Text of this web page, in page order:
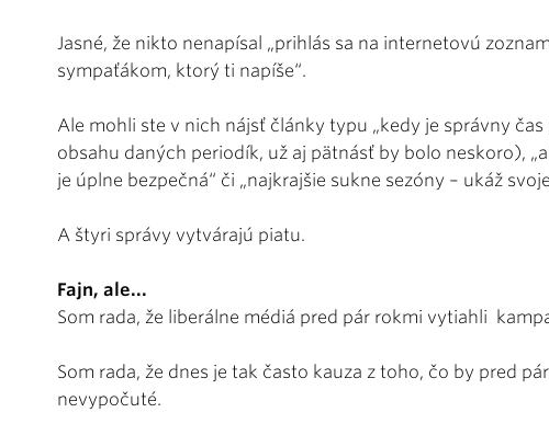
Jasné, že nikto nenapísal „prihlás sa na internetovú
sympaťákom, ktorý ti napíše“.
Ale mohli ste v nich nájsť články typu „kedy je správny
obsahu daných periodík, už aj pätnásť by bolo neskoro),
je úplne bezpečná“ či „najkrajšie sukne sezóny – ukáž
A štyri správy vytvárajú piatu.
Fajn, ale...
Som rada, že liberálne médiá pred pár rokmi vytiahli
Som rada, že dnes je tak často kauza z toho, čo by pred
nevypočuté.